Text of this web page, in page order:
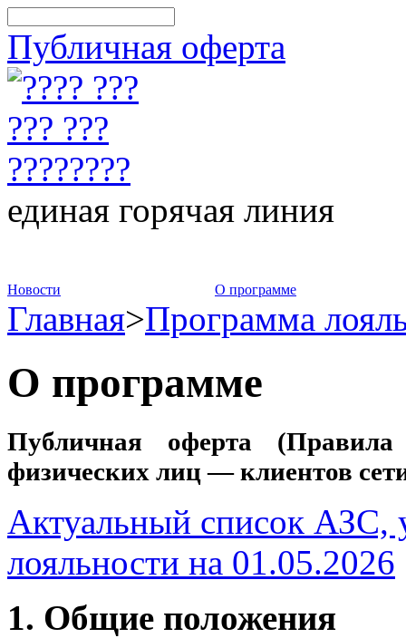
Публичная оферта
единая горячая линия
Новости О программе
Главная>Программа
О программе
Публичная оферта
физических лиц — клиентов
Актуальный список АЗС,
лояльности на 01.05.2026
1. Общие положения